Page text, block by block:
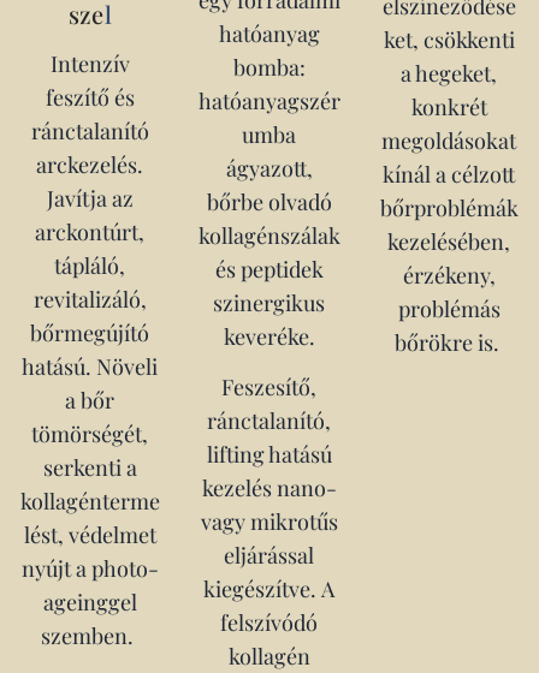
szel
Intenzív
feszítő és
ránctalanító
arckezelés.
Javítja az
arckontúrt,
tápláló,
revitalizáló,
bőrmegújító
hatású. Növeli
a bőr
tömörségét,
serkenti a
kollagénterme
lést, védelmet
nyújt a photo-
ageinggel
szemben.
hatóanyag
bomba:
hatóanyagszér
umba
ágyazott,
bőrbe olvadó
kollagénszálak
és peptidek
szinergikus
keveréke.
Feszesítő,
ránctalanító,
lifting hatású
kezelés nano-
vagy mikrotűs
eljárással
kiegészítve. A
felszívódó
kollagén
elszíneződése
ket, csökkenti
a hegeket,
konkrét
megoldásokat
kínál a célzott
bőrproblémák
kezelésében,
érzékeny,
problémás
bőrökre is.